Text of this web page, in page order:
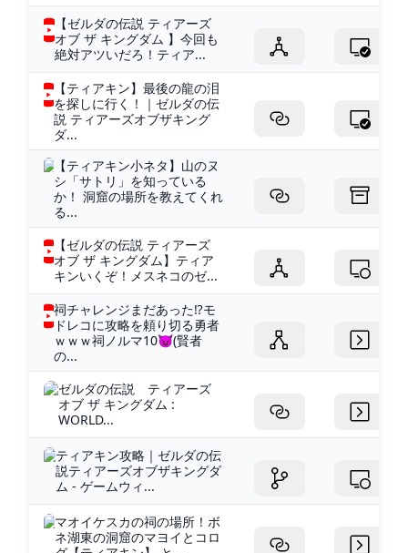
【ゼルダの伝説 ティアーズ
オブ ザ キングダム 】今回も
絶対アツいだろ！ティア...
【ティアキン】最後の龍の泪
を探しに行く！｜ゼルダの伝
説 ティアーズオブザキング
ダ...
【ティアキン小ネタ】山のヌ
シ「サトリ」を知っている
か！ 洞窟の場所を教えてくれ
る...
【ゼルダの伝説 ティアーズ
オブ ザ キングダム】ティア
キンいくぞ！メスネコのゼ...
祠チャレンジまだあった⁉モ
ドレコに攻略を頼り切る勇者
ｗｗｗ祠ノルマ10😈(賢者
の...
ゼルダの伝説 ティアーズ
オブ ザ キングダム :
WORLD...
ティアキン攻略｜ゼルダの伝
説ティアーズオブザキングダ
ム - ゲームウィ...
マオイケスカの祠の場所！ボ
ネ湖東の洞窟のマヨイとコロ